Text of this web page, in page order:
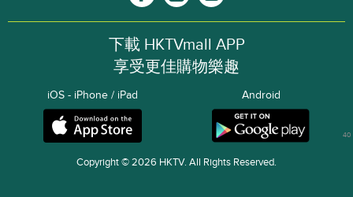
下載 HKTVmall APP
享受更佳購物樂趣
iOS - iPhone / iPad Android
Copyright © 2026 HKTV. All Rights Reserved.
40